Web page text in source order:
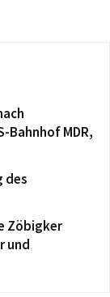
Bahnhof MDR,
des
Zöbigker
und